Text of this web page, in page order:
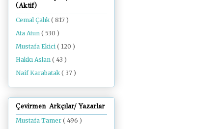
(Aktif)
Cemal Çalık( 817 )
Ata Atun ( 530 )
Mustafa Ekici ( 120 )
Hakkı Aslan ( 43 )
Naif Karabatak( 37 )
Çevirmen Arkçılar/ Yazarlar
Mustafa Tamer ( 496 )